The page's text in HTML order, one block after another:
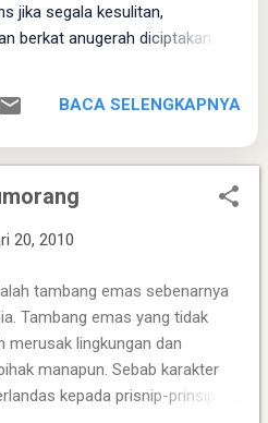
jika segala kesulitan,
berkat anugerah diciptakan
pada persimpangan antara
atau mempercayai-Nya
Kejadian 22:1-14, kita diajak
diuji dalam ketaatan yang
sendiri bahwa Dia
menguji Abraham dengan
Ishak, anak tunggal
korban bakaran di tanah
Abraham bangun pagi-
(keledai, kayu,
berangkat menuju tempat
BACA SELENGKAPNYA
20, 2010
tambang emas sebenarnya
Tambang emas yang tidak
merusak lingkungan dan
manapun. Sebab karakter
kepada prisnip-prinsip